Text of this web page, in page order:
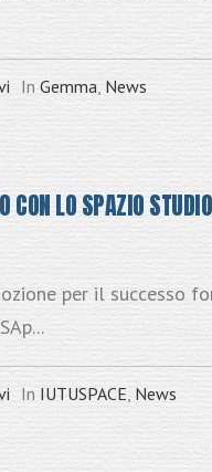
InGemma,News
CON LO SPAZIO
per il successo
In IUTUSPACE,News